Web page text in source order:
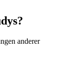
anderer